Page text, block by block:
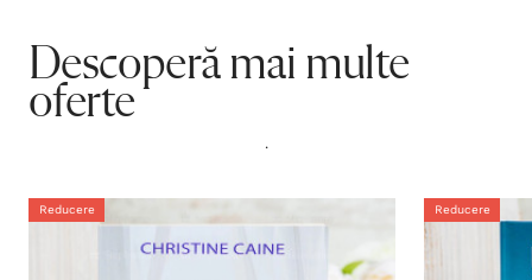
Descoperă mai multe
oferte
.
Reducere Reducere